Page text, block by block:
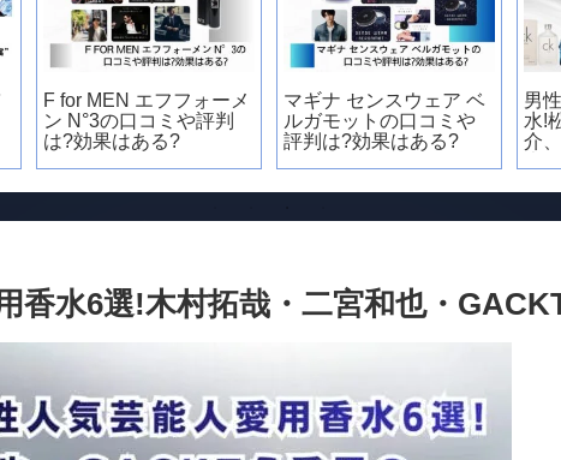
F for MEN エフフォーメ
ン N°3の口コミや評判
は?効果はある?
マギナ センスウェア ベ
ルガモットの口コミや
評判は?効果はある?
男
水!
介
香水6選!木村拓哉・二宮和也・